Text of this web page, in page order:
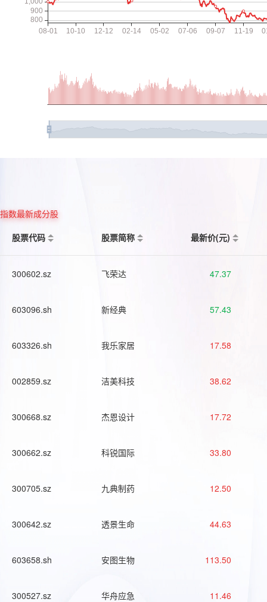
指数最新成分股
股票代码
股票简称 最新价(元)
300602.sz 飞荣达 47.37
603096.sh 新经典 57.43
603326.sh 我乐家居 17.58
002859.sz 洁美科技 38.62
300668.sz 杰恩设计 17.72
300662.sz 科锐国际 33.80
300705.sz 九典制药 12.50
300642.sz 透景生命 44.63
603658.sh 安图生物 113.50
300527.sz 华舟应急 11.46